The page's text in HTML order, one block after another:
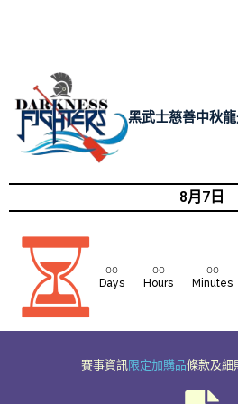
黑武士慈善中秋
8月7日
00
Days
00
Hours
00
Minutes
賽事資訊限定加購品條款及細